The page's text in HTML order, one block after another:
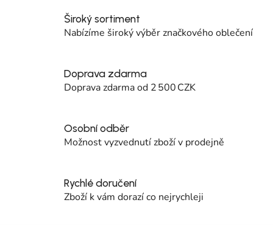
Široký sortiment
Nabízíme široký výběr značkového oblečení
Doprava zdarma
Doprava zdarma od 2 500 CZK
Osobní odběr
Možnost vyzvednutí zboží v prodejně
Rychlé doručení
Zboží k vám dorazí co nejrychleji